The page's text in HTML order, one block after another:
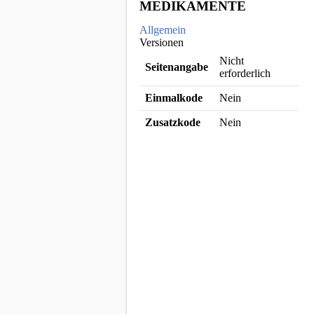
MEDIKAMENTE
Allgemein
Versionen
Seitenangabe
Nicht
erforderlich
Einmalkode Nein
Zusatzkode Nein